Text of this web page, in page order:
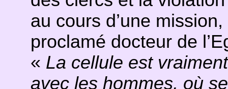
au cours d’une
proclamé docteur de
« La cellule est
avec les hommes, où